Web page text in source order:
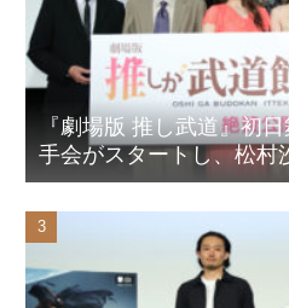
『劇場版 推し武道』初
手会がスタートし、松村
ピール！？